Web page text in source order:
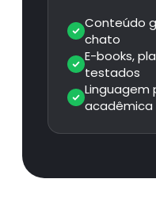
Conteúdo
chato
E-books,
testados
Linguagem
acadêmica